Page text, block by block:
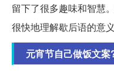
留下了很多趣味和智慧
很快地理解歇后语的意
元宵节自己做饭文案